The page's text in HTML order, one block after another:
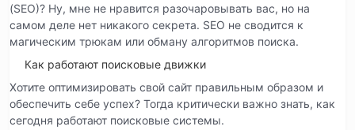
(SEO)? Ну, мне не нравится разочаровывать вас, но на
самом деле нет никакого секрета. SEO не сводится к
магическим трюкам или обману алгоритмов поиска.
Как работают поисковые движки
Хотите оптимизировать свой сайт правильным образом и
обеспечить себе успех? Тогда критически важно знать, как
сегодня работают поисковые системы.